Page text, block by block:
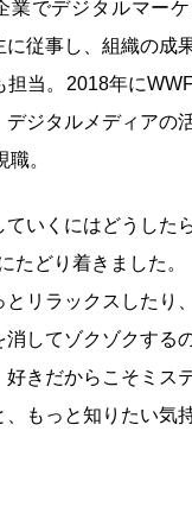
業でデジタルマー
に従事し、組織の成
担当。2018年に
デジタルメディアの
。
ていくにはどうした
たどり着きました。
とリラックスしたり
してゾクゾクする
好きだからこそミス
、もっと知りたい気